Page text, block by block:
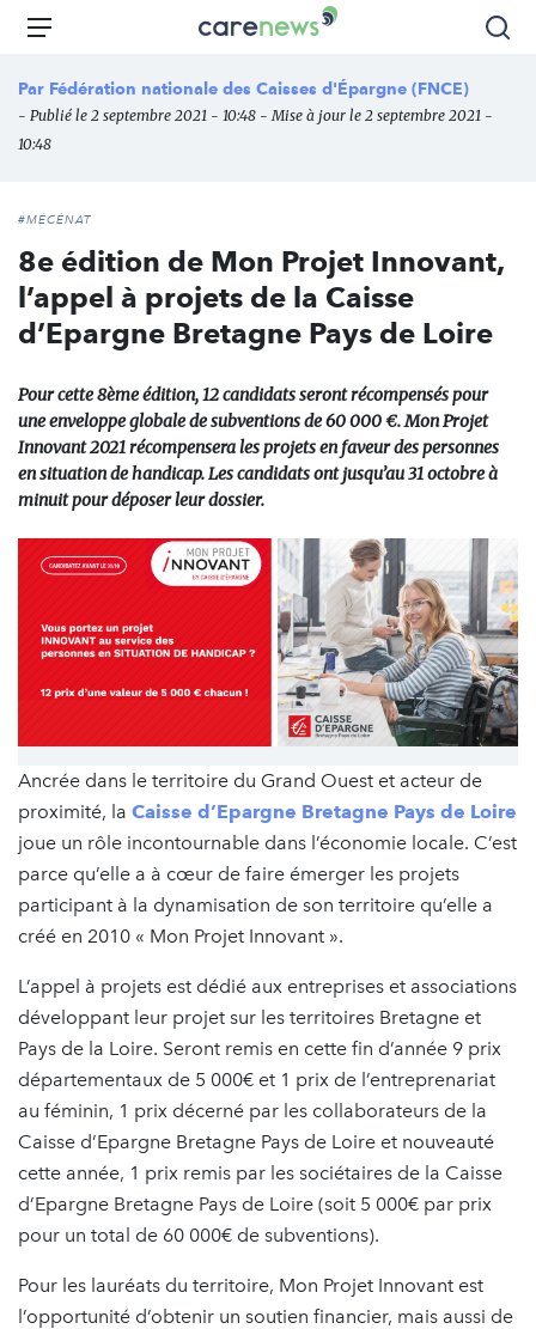
Aller
principal
Carenews,
média
des
Menu
Par Fédération nationale des Caisses d'Épargne (FNCE)
- Publié le 2 septembre 2021 - 10:48 - Mise à jour le 2 septembre 2021 -
10:48
#MÉCÉNAT
8e édition de Mon Projet Innovant,
l’appel à projets de la Caisse
d’Epargne Bretagne Pays de Loire
Pour cette 8ème édition, 12 candidats seront récompensés pour
une enveloppe globale de subventions de 60 000 €. Mon Projet
Innovant 2021 récompensera les projets en faveur des personnes
en situation de handicap. Les candidats ont jusqu’au 31 octobre à
minuit pour déposer leur dossier.
Ancrée dans le territoire du Grand Ouest et acteur de
proximité, la Caisse d’Epargne Bretagne Pays de Loire
joue un rôle incontournable dans l’économie locale. C’est
parce qu’elle a à cœur de faire émerger les projets
participant à la dynamisation de son territoire qu’elle a
créé en 2010 « Mon Projet Innovant ».
L’appel à projets est dédié aux entreprises et associations
développant leur projet sur les territoires Bretagne et
Pays de la Loire. Seront remis en cette fin d’année 9 prix
départementaux de 5 000€ et 1 prix de l’entreprenariat
au féminin, 1 prix décerné par les collaborateurs de la
Caisse d’Epargne Bretagne Pays de Loire et nouveauté
cette année, 1 prix remis par les sociétaires de la Caisse
d’Epargne Bretagne Pays de Loire (soit 5 000€ par prix
pour un total de 60 000€ de subventions).
Pour les lauréats du territoire, Mon Projet Innovant est
l’opportunité d’obtenir un soutien financier, mais aussi de